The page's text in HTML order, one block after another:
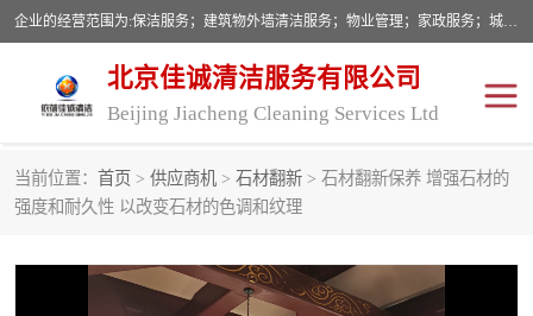
企业的经营范围为:保洁服务；建筑物外墙清洁服务；物业管理；家政服务；城市园林绿化；劳务分包；技术开发、技术转让、技术服务；销售保洁设备、卫生用品、化工产品（不含危险化学品及一类易制毒化学品）、日用品、办公设备、建筑材料、装饰材料；图文设计；清洁服务（不含餐具消毒）；中央空调维修；工程设计；施工总承包；专业承包。
北京佳诚清洁服务有限公司
Beijing Jiacheng Cleaning Services Ltd
当前位置： 首页 > 供应商机 > 石材翻新 > 石材翻新保养 增强石材的
强度和耐久性 以改变石材的色调和纹理
外墙清洗 开荒保洁
开荒保洁 保洁服务